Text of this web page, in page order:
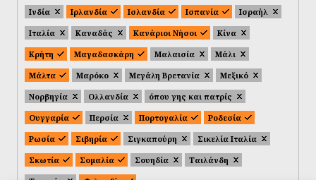
Ινδία
Ιρλανδία Ισλανδία Ισπανία
Ισραήλ
Ιταλία
Καναδάς Κανάριοι Νήσοι
Κίνα
Κρήτη
Μαγαδασκάρη Μαλαισία
Μάλι
Μάλτα
Μαρόκο Μεγάλη Βρετανία
Μεξικό
Νορβηγία
Ολλανδία
όπου γης και πατρίς
Ουγγαρία
Περσία Πορτογαλία
Ροδεσία
Ρωσία
Σιβηρία Σιγκαπούρη
Σικελία Ιταλία
Σκωτία
Σομαλία Σουηδία
Ταιλάνδη